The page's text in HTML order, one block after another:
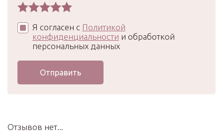
Я согласен с Политикой
конфиденциальности и обработкой
персональных данных
Отправить
Отзывов нет...